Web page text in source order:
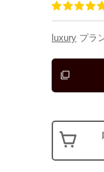
luxury プラ